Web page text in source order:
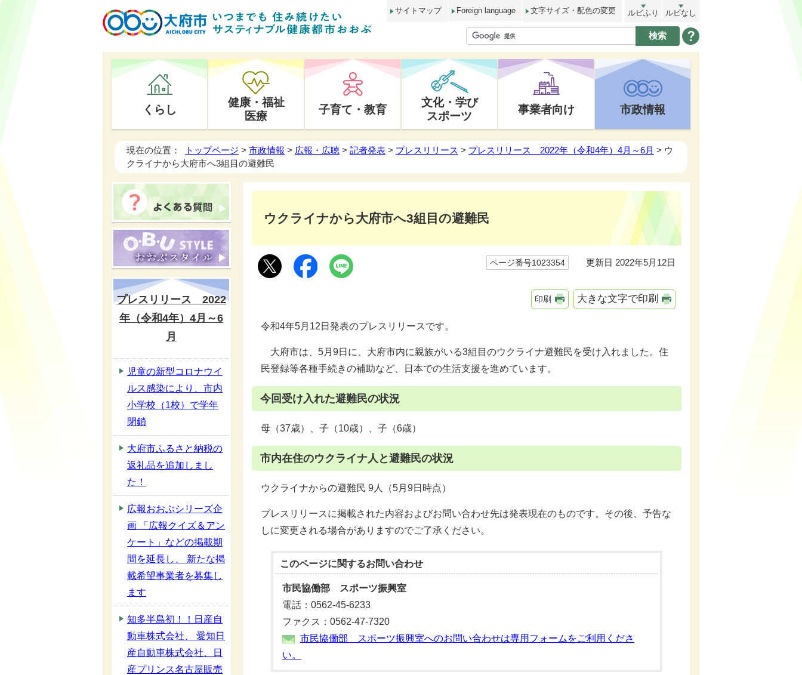
サイトマップ Foreign language 文字サイズ・配色の変更 ルビふり ルビなし
くらし
健康・福祉
医療
子育て・教育
文化・学び
スポーツ
事業者向け 市政情報
現在の位置： トップページ > 市政情報 > 広報・広聴 > 記者発表 > プレスリリース > プレスリリース 2022年（令和4年）4月～6月 > ウ
クライナから大府市へ3組目の避難民
ウクライナから大府市へ3組目の避難民
ページ番号1023354 更新日 2022年5月12日
印刷 大きな文字で印刷
令和4年5月12日発表のプレスリリースです。
大府市は、5月9日に、大府市内に親族がいる3組目のウクライナ避難民を受け入れました。住
民登録等各種手続きの補助など、日本での生活支援を進めています。
今回受け入れた避難民の状況
母（37歳）、子（10歳）、子（6歳）
市内在住のウクライナ人と避難民の状況
ウクライナからの避難民 9人（5月9日時点）
プレスリリースに掲載された内容およびお問い合わせ先は発表現在のものです。その後、予告な
しに変更される場合がありますのでご了承ください。
このページに関するお問い合わせ
市民協働部 スポーツ振興室
電話：0562-45-6233
ファクス：0562-47-7320
市民協働部 スポーツ振興室へのお問い合わせは専用フォームをご利用くださ
い。
プレスリリース 2022
年（令和4年）4月～6
月
児童の新型コロナウイ
ルス感染により、市内
小学校（1校）で学年
閉鎖
大府市ふるさと納税の
返礼品を追加しまし
た！
広報おおぶシリーズ企
画 「広報クイズ＆アン
ケート」などの掲載期
間を延長し、 新たな掲
載希望事業者を募集し
ます
知多半島初！！日産自
動車株式会社、 愛知日
産自動車株式会社、日
産プリンス名古屋販売